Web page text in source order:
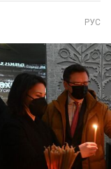
РУС